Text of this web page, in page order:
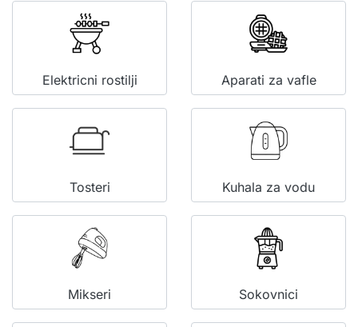
Elektricni rostilji Aparati za vafle
Tosteri Kuhala za vodu
Mikseri Sokovnici